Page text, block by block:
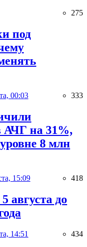
275
под
00:03 333
АЧГ на 31%,
8 млн
15:09 418
августа до
14:51 434